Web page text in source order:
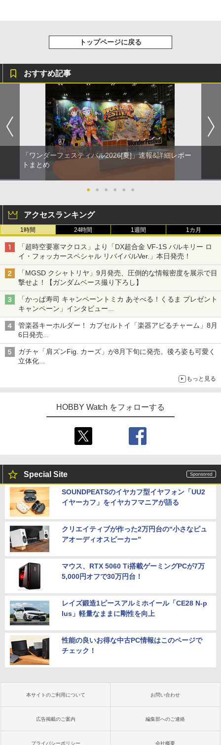
トップページに戻る
おすすめ記事
「ワンダーフェスティバル2026[夏]」速報&詳細レポー
トまとめ
● ● ● ● ● ●
アクセスランキング
1時間 24時間 1週間 1カ月
「超時空要塞マクロス」より「DX超合金 VF-1S バルキリー ロ
イ・フォッカースペシャル リバイバルVer.」本日発売！
「MGSD クシャトリヤ」9月発売、圧倒的な情報密度を展示で目
撃せよ！【ガンダムベース撮り下ろし】
「かっぱ寿司 キャンペーントミカ あそべる！くるま プレゼント
キャンペーン」インタビュー
子どもが楽しめるかっぱ寿司ならではの体験とコラボの楽しさを
追求
管楽器キーホルダー！ カプセルトイ「楽器アピるチャーム」8月
6日発売
チューバ、テナサクなど5種各3色
ガチャ「肩ズンFig. カーズ」が8月下旬に発売。後ろ姿も可愛く
立体化
もっと見る
HOBBY Watch をフォローする
Special Site
SOUNDPEATSのイヤカフ型イヤフォン「UU2
イヤーカフ」をイヤカフマニアが語る
クリエイティブが作った2万円台の“小さなピュ
アオーディオスピーカー”
マウス、RTX 5060 Ti搭載ゲーミングPCが7万
5,000円オフで30万円台！
レイズ鍛造1ピースアルミホイール「CE28 N-p
lus」軽量なままに剛性を向上
性能の良いお得な中古PC情報はこのページで
チェック！
本サイトのご利用について お問い合わせ
広告掲載のご案内 編集部へのご連絡
プライバシーポリシー 会社概要